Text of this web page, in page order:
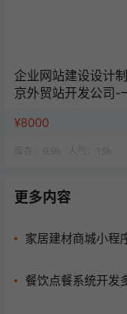
企业网站建设设计
京外贸站开发公司-
¥8000
更多内容
家居建材商城小程
餐饮点餐系统开发